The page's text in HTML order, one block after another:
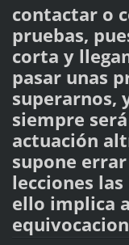
contactar o
pruebas,
corta y
pasar unas
superarnos,
siempre
actuación
supone
lecciones
ello implica